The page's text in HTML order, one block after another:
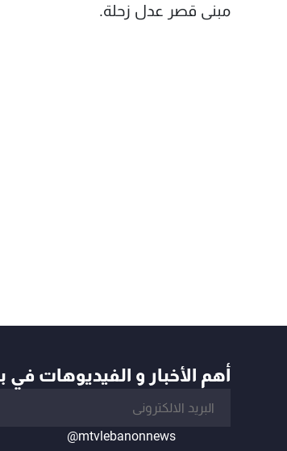
مبنى قصر عدل زحلة.
أهم الأخبار و الفيديوهات في
@mtvlebanonnews